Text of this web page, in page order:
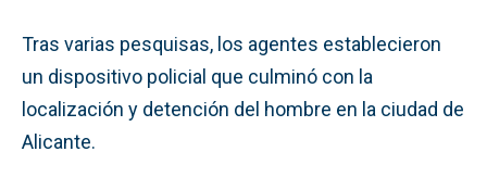
Tras varias pesquisas, los agentes establecieron
un dispositivo policial que culminó con la
localización y detención del hombre en la ciudad de
Alicante.